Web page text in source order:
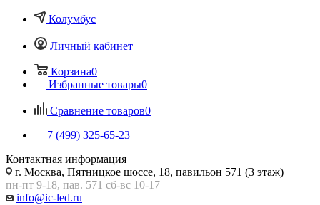
Колумбус
Личный кабинет
Корзина0
Избранные товары0
Сравнение товаров0
+7 (499) 325-65-23
Контактная информация
г. Москва, Пятницкое шоссе, 18, павильон 571 (3 этаж)
пн-пт 9-18, пав. 571 сб-вс 10-17
info@ic-led.ru